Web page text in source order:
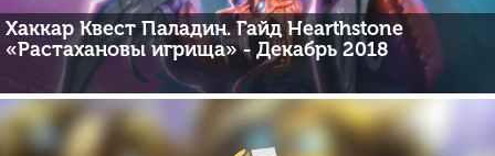
Хаккар Квест Паладин. Гайд Hearthstone
«Растахановы игрища» - Декабрь 2018